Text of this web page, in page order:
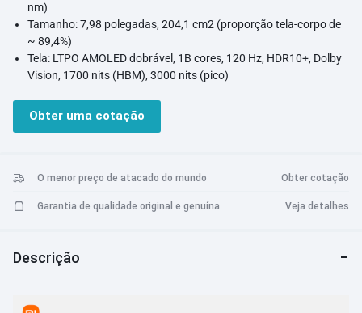
nm)
Tamanho: 7,98 polegadas, 204,1 cm2 (proporção tela-corpo de
~ 89,4%)
Tela: LTPO AMOLED dobrável, 1B cores, 120 Hz, HDR10+, Dolby
Vision, 1700 nits (HBM), 3000 nits (pico)
Resolução: 2224 x 2488 pixels (densidade de ~418 ppi)
Características: Dolby Vision HDR
Bateria: 5100 mAh, não removível
(anunciado)
Obter uma cotação
O menor preço de atacado do mundo Obter cotação
Garantia de qualidade original e genuína Veja detalhes
Descrição